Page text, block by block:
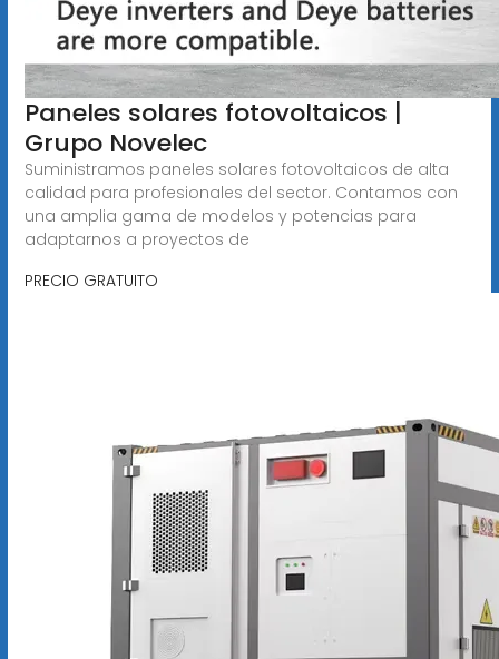
Paneles solares fotovoltaicos |
Grupo Novelec
Suministramos paneles solares fotovoltaicos de alta
calidad para profesionales del sector. Contamos con
una amplia gama de modelos y potencias para
adaptarnos a proyectos de
PRECIO GRATUITO